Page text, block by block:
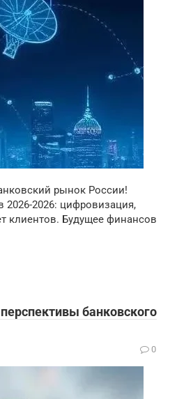
рынок России!
2026-2026: цифровизация,
клиентов. Будущее финансов
банковского
0